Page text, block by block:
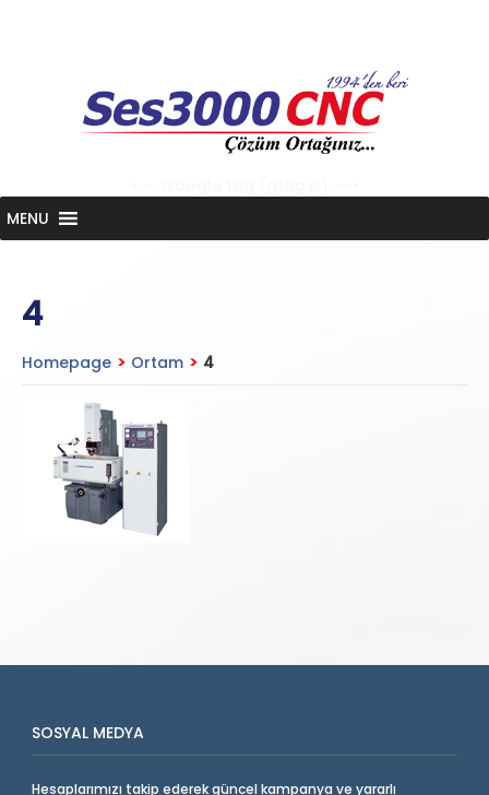
content
MENU
4
Homepage > Ortam > 4
SOSYAL MEDYA
Hesaplarımızı takip ederek güncel kampanya ve yararlı